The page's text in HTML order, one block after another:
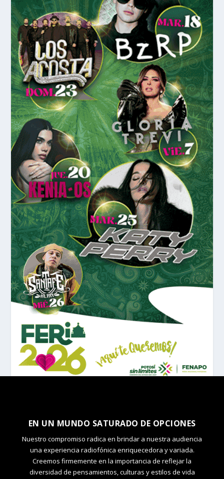
EN UN MUNDO SATURADO DE OPCIONES
Nuestro compromiso radica en brindar a nuestra audiencia
una experiencia radiofónica enriquecedora y variada.
Creemos firmemente en la importancia de reflejar la
diversidad de pensamientos, culturas y estilos de vida